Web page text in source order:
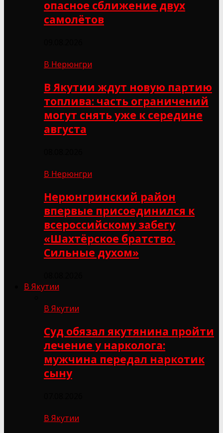
опасное сближение двух
самолётов
В Нерюнгри
В Якутии ждут новую партию
топлива: часть ограничений
могут снять уже к середине
августа
В Нерюнгри
Нерюнгринский район
впервые присоединился к
всероссийскому забегу
«Шахтёрское братство.
Сильные духом»
В Якутии
В Якутии
Суд обязал якутянина пройти
лечение у нарколога:
мужчина передал наркотик
сыну
В Якутии